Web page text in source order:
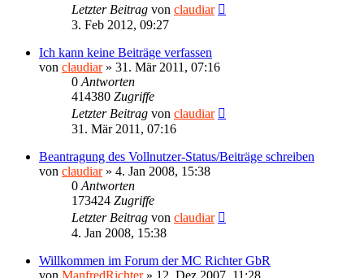
Letzter Beitrag von claudiar
3. Feb 2012, 09:27
Ich kann keine Beiträge verfassen
von claudiar» 31. Mär 2011, 07:16
0 Antworten
414380 Zugriffe
Letzter Beitrag von claudiar
31. Mär 2011, 07:16
Beantragung des Vollnutzer-Status/Beiträge schreiben
von claudiar» 4. Jan 2008, 15:38
0 Antworten
173424 Zugriffe
Letzter Beitrag von claudiar
4. Jan 2008, 15:38
Willkommen im Forum der MC Richter GbR
von ManfredRichter» 12. Dez 2007, 11:28